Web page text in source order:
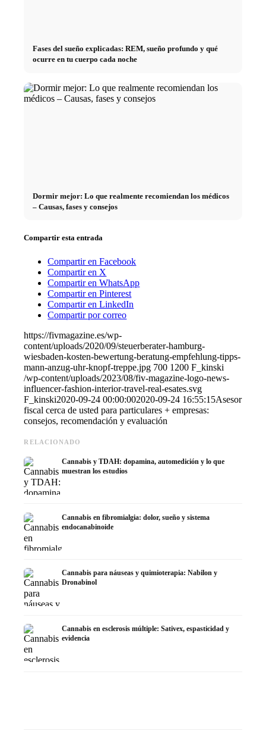
Fases del sueño explicadas: REM, sueño profundo y qué
ocurre en tu cuerpo cada noche
Dormir mejor: Lo que realmente recomiendan los médicos
– Causas, fases y consejos
Compartir esta entrada
Compartir en Facebook
Compartir en X
Compartir en WhatsApp
Compartir en Pinterest
Compartir en LinkedIn
Compartir por correo
https://fivmagazine.es/wp-
content/uploads/2020/09/steuerberater-hamburg-
wiesbaden-kosten-bewertung-beratung-empfehlung-tipps-
mann-anzug-uhr-knopf-treppe.jpg 700 1200 F_kinski
/wp-content/uploads/2023/08/fiv-magazine-logo-news-
influencer-fashion-interior-travel-real-esates.svg
F_kinski2020-09-24 00:00:002020-09-24 16:55:15Asesor
fiscal cerca de usted para particulares + empresas:
consejos, recomendación y evaluación
RELACIONADO
Cannabis y TDAH: dopamina, automedición y lo que
muestran los estudios
Cannabis en fibromialgia: dolor, sueño y sistema
endocanabinoide
Cannabis para náuseas y quimioterapia: Nabilon y
Dronabinol
Cannabis en esclerosis múltiple: Sativex, espasticidad y
evidencia